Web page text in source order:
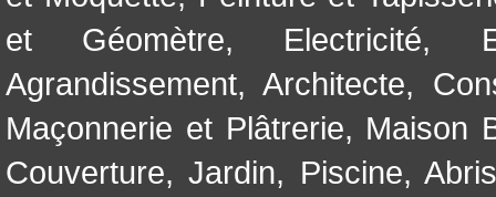
et Géomètre, Electricité,
Agrandissement, Architecte,
Maçonnerie et Plâtrerie, Maison
Couverture,Jardin, Piscine,